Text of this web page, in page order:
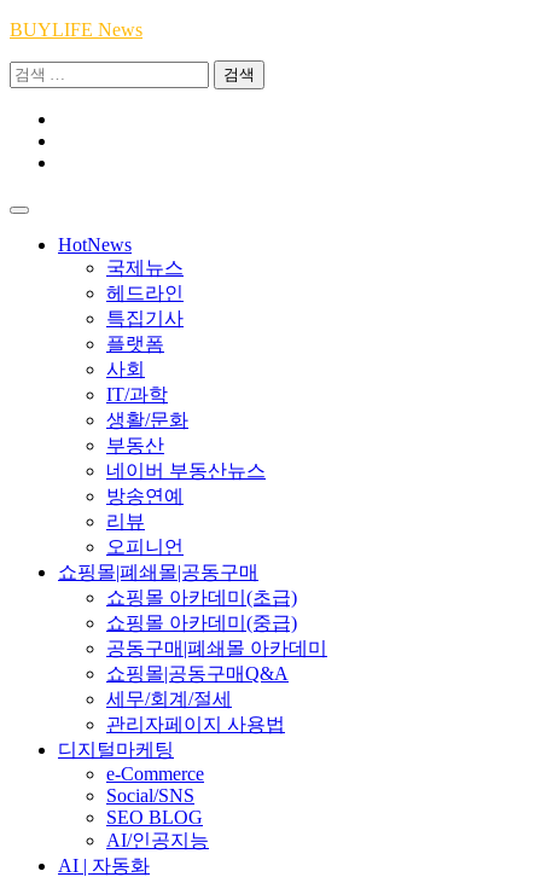
Skip
content
BUYLIFE News
검
HotNews
국제뉴스
헤드라인
특집기사
플랫폼
사회
IT/과학
생활/문화
부동산
네이버 부동산뉴스
방송연예
리뷰
오피니언
쇼핑몰|폐쇄몰|공동구매
쇼핑몰 아카데미(초급)
쇼핑몰 아카데미(중급)
공동구매|폐쇄몰 아카데미
쇼핑몰|공동구매Q&A
세무/회계/절세
관리자페이지 사용법
디지털마케팅
e-Commerce
Social/SNS
SEO BLOG
AI/인공지능
AI | 자동화